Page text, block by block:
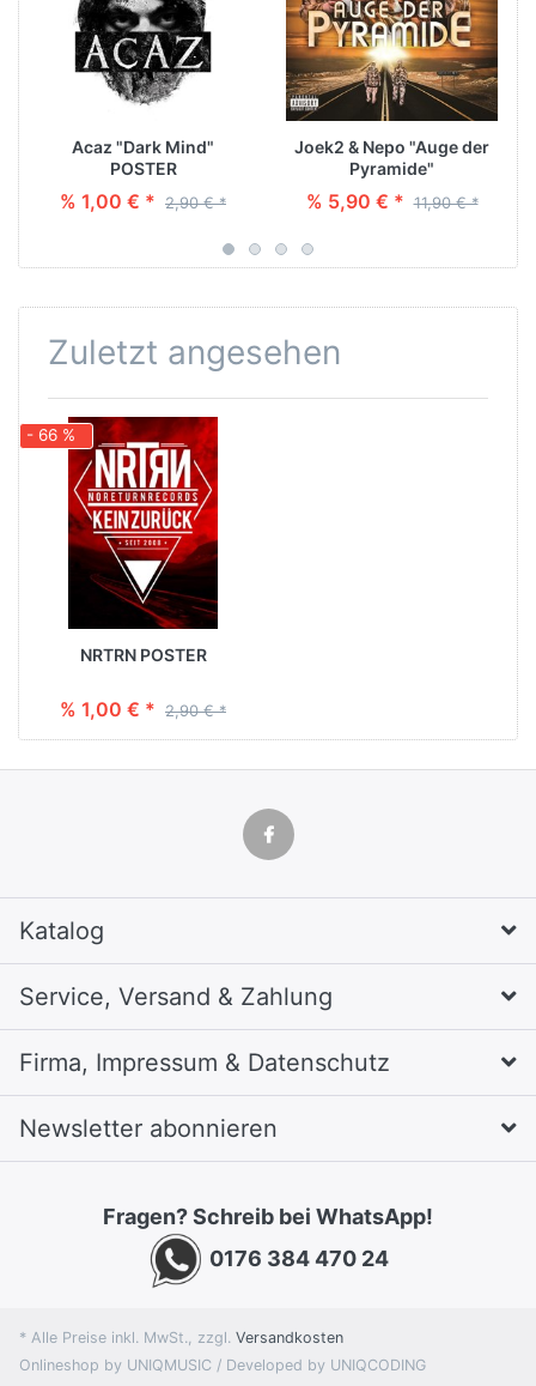
Acaz "Dark Mind"
POSTER
% 1,00 € * 2,90 € *
Joek2 & Nepo "Auge der
Pyramide"
% 5,90 € * 11,90 € *
Zuletzt angesehen
- 66 %
NRTRN POSTER
% 1,00 € * 2,90 € *
Katalog
Service, Versand & Zahlung
Firma, Impressum & Datenschutz
Newsletter abonnieren
Fragen? Schreib bei WhatsApp!
0176 384 470 24
* Alle Preise inkl. MwSt., zzgl. Versandkosten
Onlineshop by UNIQMUSIC / Developed by UNIQCODING